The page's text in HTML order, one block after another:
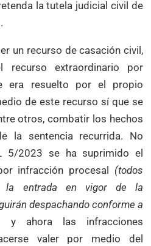
la tutela judicial civil de
un recurso de casación civil,
recurso extraordinario por
era resuelto por el propio
de este recurso sí que se
otros, combatir los hechos
la sentencia recurrida. No
5/2023 se ha suprimido el
infracción procesal (todos
la entrada en vigor de la
despachando conforme a
y ahora las infracciones
valer por medio del